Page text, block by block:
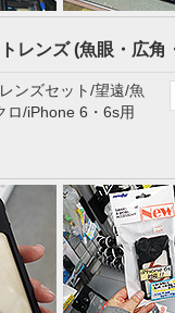
レンズ (魚眼・広
ンズセット/望遠/魚
ロ/iPhone 6・6s用